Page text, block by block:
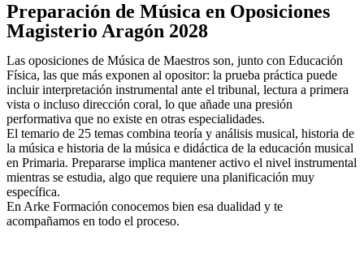
Preparación de Música en Oposiciones
Magisterio Aragón 2028
Las oposiciones de Música de Maestros son, junto con Educación
Física, las que más exponen al opositor: la prueba práctica puede
incluir interpretación instrumental ante el tribunal, lectura a primera
vista o incluso dirección coral, lo que añade una presión
performativa que no existe en otras especialidades.
El temario de 25 temas combina teoría y análisis musical, historia de
la música e historia de la música e didáctica de la educación musical
en Primaria. Prepararse implica mantener activo el nivel instrumental
mientras se estudia, algo que requiere una planificación muy
específica.
En Arke Formación conocemos bien esa dualidad y te
acompañamos en todo el proceso.